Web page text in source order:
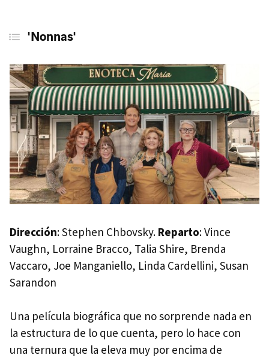
'Nonnas'
Dirección: Stephen Chbovsky. Reparto: Vince
Vaughn, Lorraine Bracco, Talia Shire, Brenda
Vaccaro, Joe Manganiello, Linda Cardellini, Susan
Sarandon
Una película biográfica que no sorprende nada en
la estructura de lo que cuenta, pero lo hace con
una ternura que la eleva muy por encima de